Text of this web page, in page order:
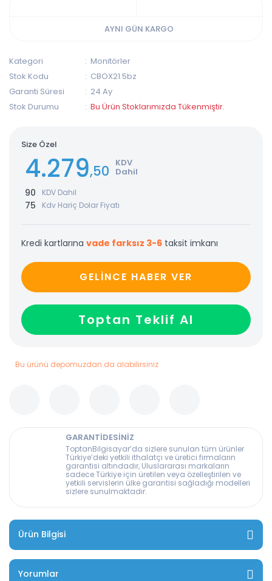
AYNI GÜN KARGO
Kategori
Monitörler
Stok Kodu
CBOX21.5bz
Garanti Süresi
24 Ay
Stok Durumu
Bu Ürün Stoklarımızda Tükenmiştir.
Size Özel
4.279,50 KDV
Dahil
90 KDV Dahil
75 Kdv Hariç Dolar Fiyatı
Kredi kartlarına vade farksız 3-6 taksit imkanı
GELİNCE HABER VER
Toptan Teklif Al
Bu ürünü depomuzdan da alabilirsiniz
GARANTİDESİNİZ
ToptanBilgisayar’da sizlere sunulan tüm ürünler
Türkiye’deki yetkili ithalatçı ve üretici firmaların
garantisi altındadır, Uluslararası markaların
sadece Türkiye için üretilen veya özelleştirilen ve
yetkili servislerin ülke garantisi sağladığı modelleri
sizlere sunulmaktadır.
Ürün Bilgisi
Yorumlar